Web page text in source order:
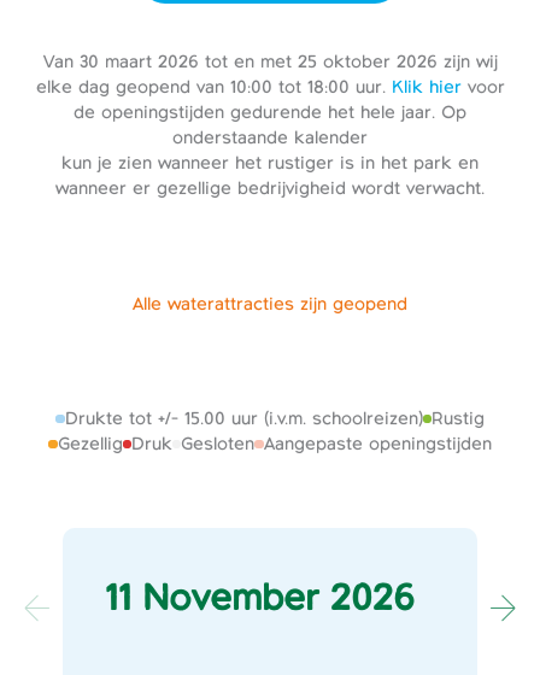
Van 30 maart 2026 tot en met 25 oktober 2026 zijn wij
elke dag geopend van 10:00 tot 18:00 uur. Klik hiervoor
de openingstijden gedurende het hele jaar. Op
onderstaande kalender
kun je zien wanneer het rustiger is in het park en
wanneer er gezellige bedrijvigheid wordt verwacht.
Alle waterattracties zijn geopend
Aangepaste openingstijden
Druk
Drukte tot +/- 15.00 uur (i.v.m. schoolreizen)
Gesloten
Gezellig
Rustig
11 November 2026